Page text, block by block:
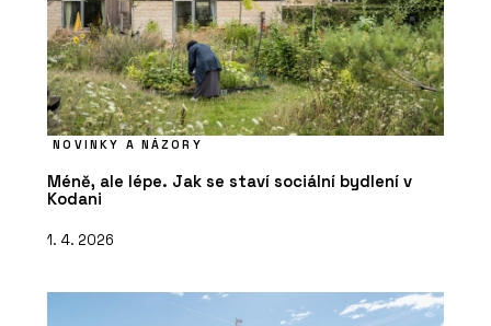
NOVINKY A NÁZORY
Méně, ale lépe. Jak se staví sociální bydlení v
Kodani
1. 4. 2026